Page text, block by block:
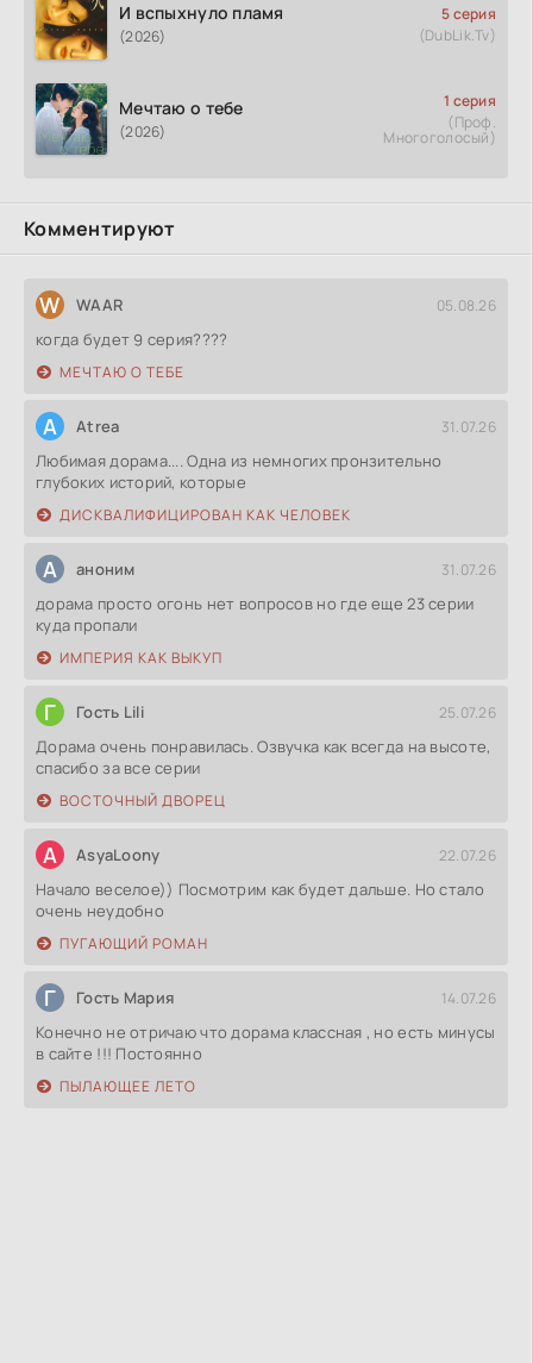
И вспыхнуло пламя
(2026)
5 серия
(DubLik.Tv)
Мечтаю о тебе
(2026)
1 серия
(Проф.
Многоголосый)
Комментируют
W WAAR 05.08.26
когда будет 9 серия????
МЕЧТАЮ О ТЕБЕ
A Atrea 31.07.26
Любимая дорама.... Одна из немногих пронзительно
глубоких историй, которые
ДИСКВАЛИФИЦИРОВАН КАК ЧЕЛОВЕК
А аноним 31.07.26
дорама просто огонь нет вопросов но где еще 23 серии
куда пропали
ИМПЕРИЯ КАК ВЫКУП
Г Гость Lili 25.07.26
Дорама очень понравилась. Озвучка как всегда на высоте,
спасибо за все серии
ВОСТОЧНЫЙ ДВОРЕЦ
A AsyaLoony 22.07.26
Начало веселое)) Посмотрим как будет дальше. Но стало
очень неудобно
ПУГАЮЩИЙ РОМАН
Г Гость Мария 14.07.26
Конечно не отричаю что дорама классная , но есть минусы
в сайте !!! Постоянно
ПЫЛАЮЩЕЕ ЛЕТО